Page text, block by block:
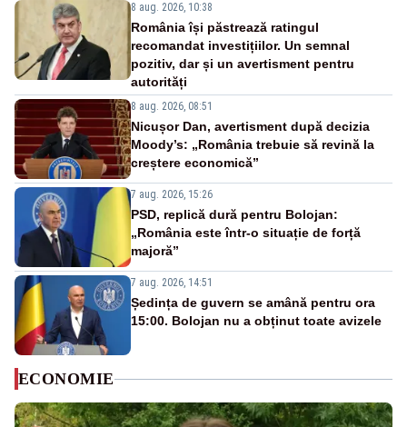
8 aug. 2026, 10:38
România își păstrează ratingul
recomandat investițiilor. Un semnal
pozitiv, dar și un avertisment pentru
autorități
8 aug. 2026, 08:51
Nicușor Dan, avertisment după decizia
Moody’s: „România trebuie să revină la
creștere economică”
7 aug. 2026, 15:26
PSD, replică dură pentru Bolojan:
„România este într-o situație de forță
majoră”
7 aug. 2026, 14:51
Ședința de guvern se amână pentru ora
15:00. Bolojan nu a obținut toate avizele
ECONOMIE